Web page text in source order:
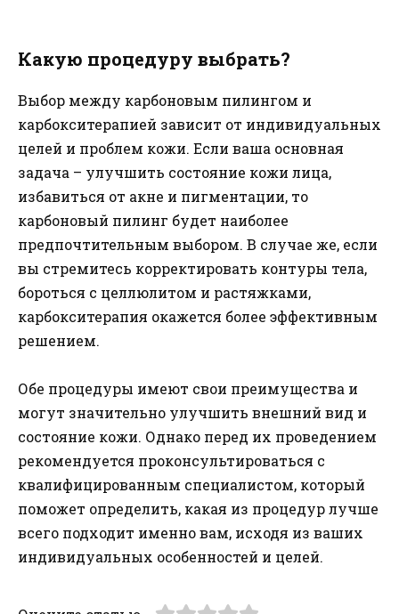
Какую процедуру выбрать?
Выбор между карбоновым пилингом и
карбокситерапией зависит от индивидуальных
целей и проблем кожи. Если ваша основная
задача – улучшить состояние кожи лица,
избавиться от акне и пигментации, то
карбоновый пилинг будет наиболее
предпочтительным выбором. В случае же, если
вы стремитесь корректировать контуры тела,
бороться с целлюлитом и растяжками,
карбокситерапия окажется более эффективным
решением.
Обе процедуры имеют свои преимущества и
могут значительно улучшить внешний вид и
состояние кожи. Однако перед их проведением
рекомендуется проконсультироваться с
квалифицированным специалистом, который
поможет определить, какая из процедур лучше
всего подходит именно вам, исходя из ваших
индивидуальных особенностей и целей.